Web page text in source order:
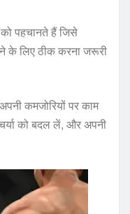
पहचानते हैं जिसे
के लिए ठीक करना जरूरी
कमजोरियों पर काम
को बदल लें, और अपनी